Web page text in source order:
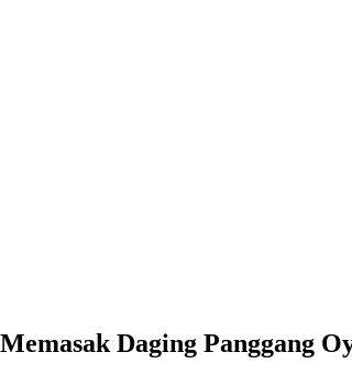
Memasak Daging Panggang